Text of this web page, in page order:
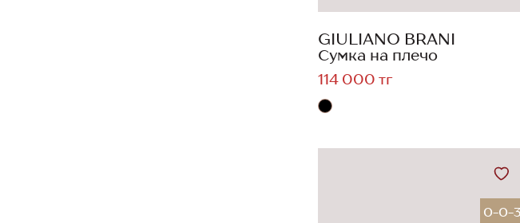
GIULIANO BRANI
Сумка на плечо
114 000 тг
0-0-3